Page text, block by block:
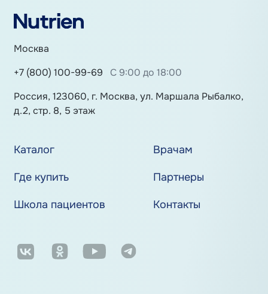
Москва
+7 (800) 100-99-69
С 9:00 до 18:00
Россия, 123060, г. Москва, ул. Маршала Рыбалко,
д.2, стр. 8, 5 этаж
Каталог
Врачам
Где купить
Партнеры
Школа пациентов
Контакты